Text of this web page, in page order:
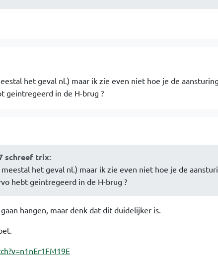
het geval nl.) maar ik zie even niet hoe je de
geintregeerd in de H-brug ?
schreef trix:
het geval nl.) maar ik zie even niet hoe je de
hebt geintregeerd in de H-brug ?
hangen, maar denk dat dit duidelijker is.